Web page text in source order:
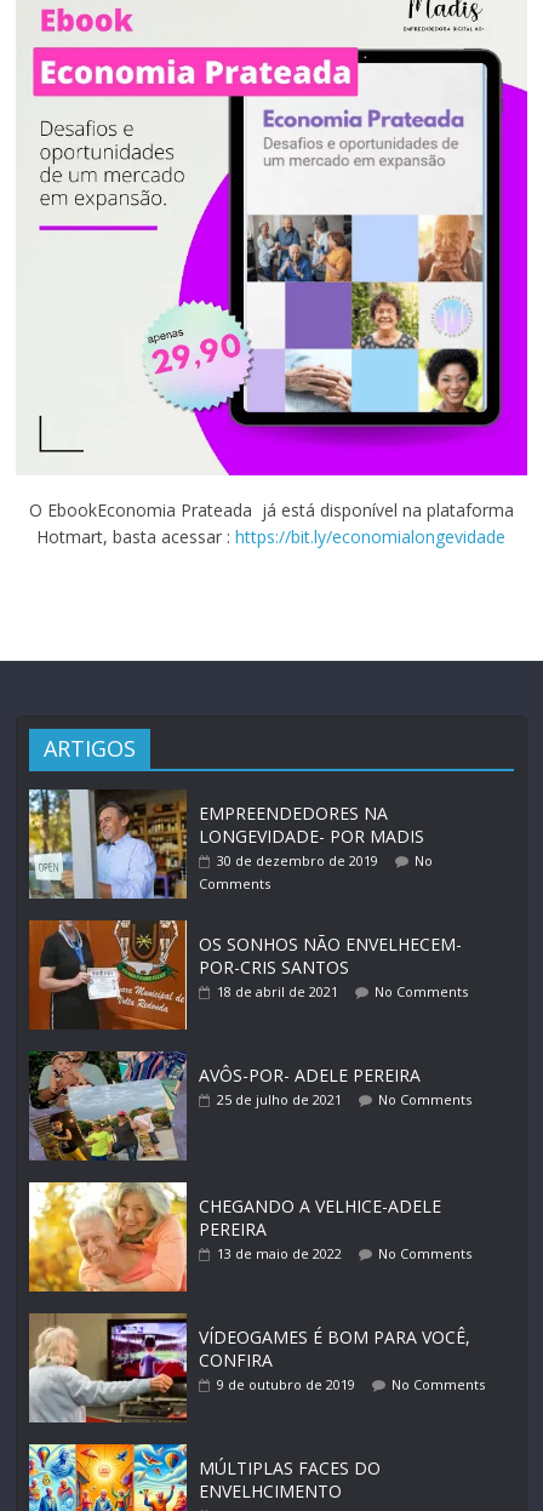
O EbookEconomia Prateada já está disponível na plataforma
Hotmart, basta acessar :https://bit.ly/economialongevidade
ARTIGOS
EMPREENDEDORES NA
LONGEVIDADE- POR MADIS
30 de dezembro de 2019
No
Comments
OS SONHOS NÃO ENVELHECEM-
POR-CRIS SANTOS
18 de abril de 2021 No Comments
AVÔS-POR- ADELE PEREIRA
25 de julho de 2021 No Comments
CHEGANDO A VELHICE-ADELE
PEREIRA
13 de maio de 2022 No Comments
VÍDEOGAMES É BOM PARA VOCÊ,
CONFIRA
9 de outubro de 2019 No Comments
MÚLTIPLAS FACES DO
ENVELHCIMENTO